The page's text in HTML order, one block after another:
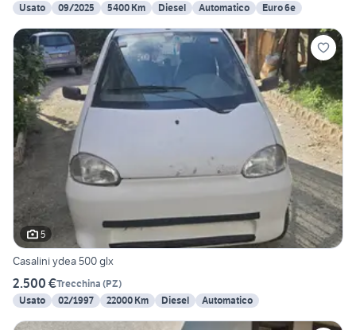
Usato
09/2025 5400 Km Diesel Automatico Euro 6e
5
Casalini ydea 500 glx
2.500 €Trecchina (PZ)
Usato
02/1997 22000 Km Diesel Automatico